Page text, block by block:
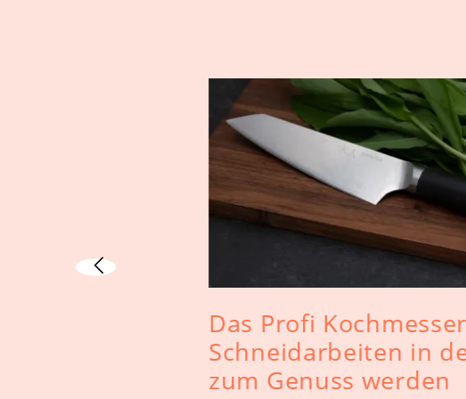
Das Profi
Schneidarbeiten in
zum Genuss werden